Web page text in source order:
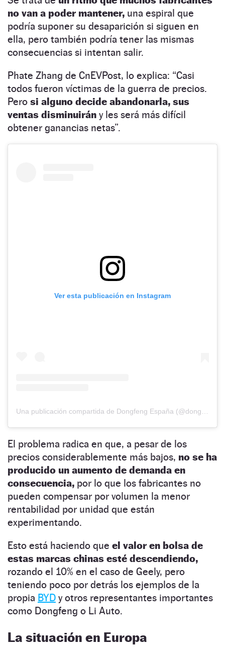
no van a poder mantener, una espiral que
podría suponer su desaparición si siguen en
ella, pero también podría tener las mismas
consecuencias si intentan salir.
Phate Zhang de CnEVPost, lo explica: “Casi
todos fueron víctimas de la guerra de precios.
Pero si alguno decide abandonarla, sus
ventas disminuirán y les será más difícil
obtener ganancias netas”.
Ver esta publicación en Instagram
Una publicación compartida de Dongfeng España (@dongfeng.es)
El problema radica en que, a pesar de los
precios considerablemente más bajos, no se ha
producido un aumento de demanda en
consecuencia, por lo que los fabricantes no
pueden compensar por volumen la menor
rentabilidad por unidad que están
experimentando.
Esto está haciendo que el valor en bolsa de
estas marcas chinas esté descendiendo,
rozando el 10% en el caso de Geely, pero
teniendo poco por detrás los ejemplos de la
propia BYD y otros representantes importantes
como Dongfeng o Li Auto.
La situación en Europa